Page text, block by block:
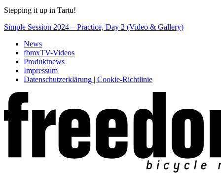
Stepping it up in Tartu!
Simple Session 2024 – Practice, Day 2 (Video & Gallery)
News
fbmxTV-Videos
Produktnews
Impressum
Datenschutzerklärung | Cookie-Richtlinie